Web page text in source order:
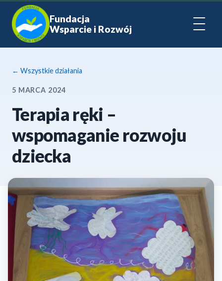
Fundacja
Wsparcie i Rozwój
← Wszystkie działania
5 MARCA 2024
Terapia ręki –
wspomaganie rozwoju
dziecka